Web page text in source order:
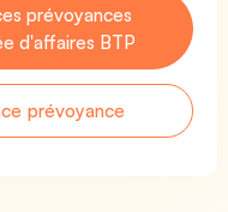
prévoyances
d'affaires BTP
prévoyance